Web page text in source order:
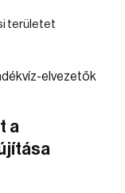
területet
a